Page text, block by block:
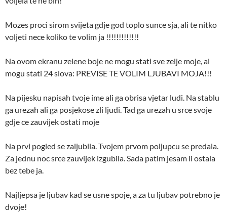
Mozes proci sirom svijeta gdje god toplo sunce sja, ali te nitko
voljeti nece koliko te volim ja !!!!!!!!!!!!!
Na ovom ekranu zelene boje ne mogu stati sve zelje moje, al
mogu stati 24 slova: PREVISE TE VOLIM LJUBAVI MOJA!!!
Na pijesku napisah tvoje ime ali ga obrisa vjetar ludi. Na stablu
ga urezah ali ga posjekose zli ljudi. Tad ga urezah u srce svoje
gdje ce zauvijek ostati moje
Na prvi pogled se zaljubila. Tvojem prvom poljupcu se predala.
Za jednu noc srce zauvijek izgubila. Sada patim jesam li ostala
bez tebe ja.
Najljepsa je ljubav kad se usne spoje, a za tu ljubav potrebno je
dvoje!